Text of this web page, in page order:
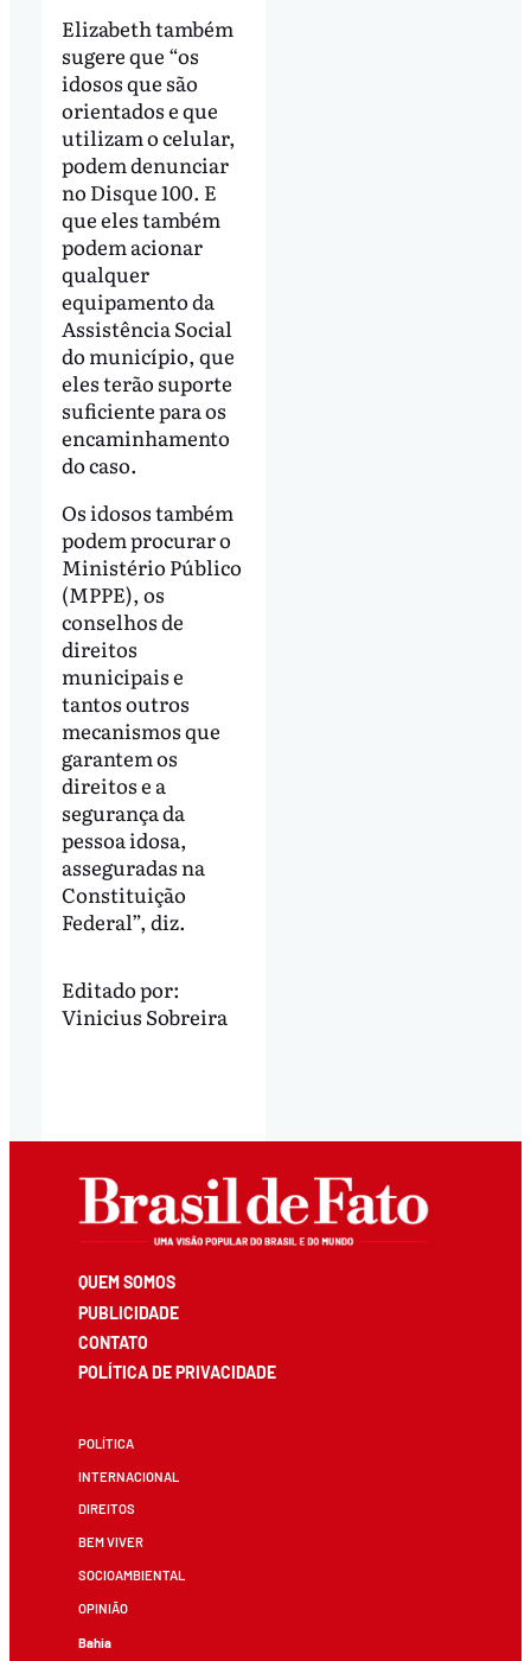
Elizabeth também
sugere que “os
idosos que são
orientados e que
utilizam o celular,
podem denunciar
no Disque 100. E
que eles também
podem acionar
qualquer
equipamento da
Assistência Social
do município, que
eles terão suporte
suficiente para os
encaminhamento
do caso.
Os idosos também
podem procurar o
Ministério Público
(MPPE), os
conselhos de
direitos
municipais e
tantos outros
mecanismos que
garantem os
direitos e a
segurança da
pessoa idosa,
asseguradas na
Constituição
Federal”, diz.
Editado por:
Vinicius Sobreira
QUEM SOMOS
PUBLICIDADE
CONTATO
POLÍTICA DE PRIVACIDADE
POLÍTICA
INTERNACIONAL
DIREITOS
BEM VIVER
SOCIOAMBIENTAL
OPINIÃO
Bahia